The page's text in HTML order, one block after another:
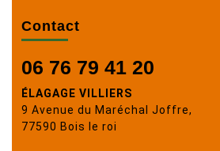
Contact
06 76 79 41 20
ÉLAGAGE VILLIERS
9 Avenue du Maréchal Joffre,
77590 Bois le roi